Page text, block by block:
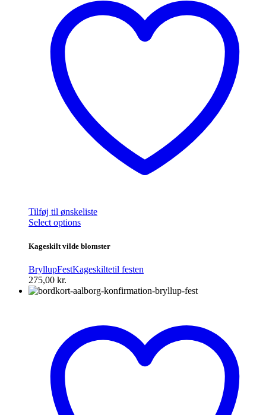
Tilføj til ønskeliste
Select optionsDette
har
varianter.
Mulighederne
kan
vælges
Kageskilt vilde blomster
BryllupFestKageskiltetil festen
275,00 kr.